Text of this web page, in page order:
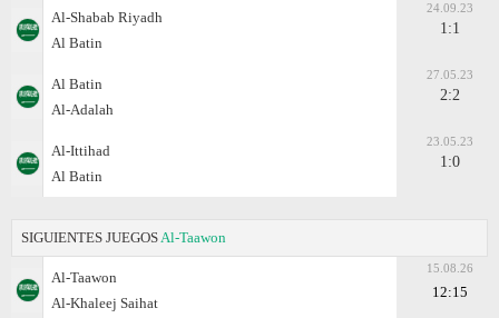
Al-Shabab Riyadh
Al Batin
24.09.23
1:1
Al Batin
Al-Adalah
27.05.23
2:2
Al-Ittihad
Al Batin
23.05.23
1:0
SIGUIENTES JUEGOS Al-Taawon
Al-Taawon
Al-Khaleej Saihat
15.08.26
12:15